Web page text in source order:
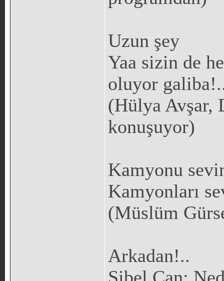
Uzun şey
Yaa sizin de
oluyor
(Hülya Avşar,
konuşuyor)
Kamyonu
Kamyonları
(Müslüm
Arkadan!..